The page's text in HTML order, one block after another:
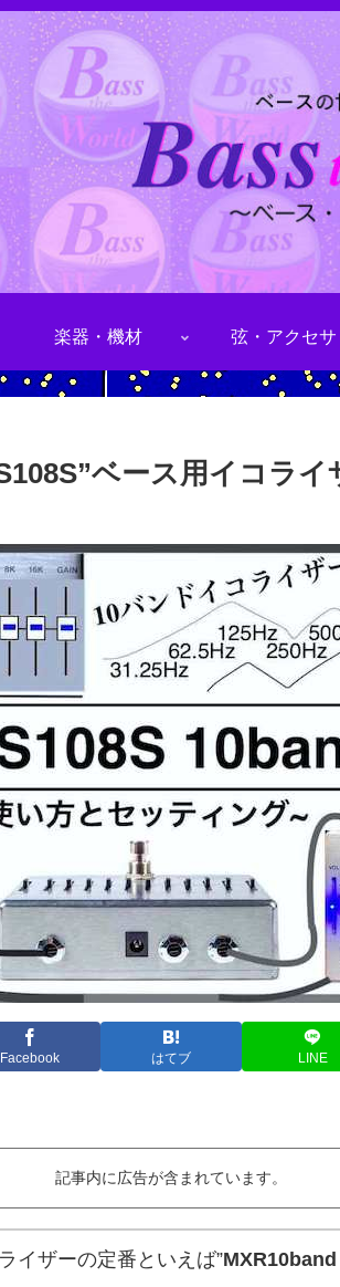
楽器・機材 弦・アクセサ
ベース用イコラ
Facebook はてブ LINE
記事内に広告が含まれています。
イザーの定番といえば”